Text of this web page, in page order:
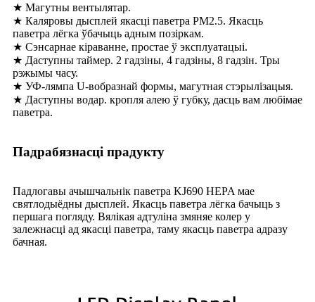
★ Магутны вентылятар.
★ Каляровы дысплей якасці паветра PM2.5. Якасць
паветра лёгка ўбачыць адным позіркам.
★ Сэнсарнае кіраванне, простае ў эксплуатацыі.
★ Даступны таймер. 2 гадзіны, 4 гадзіны, 8 гадзін. Тры
рэжымы часу.
★ УФ-лямпа U-вобразнай формы, магутная стэрылізацыя.
★ Даступны водар. кропля алею ў губку, дасць вам любімае
паветра.
Падрабязнасці прадукту
Падлогавы ачышчальнік паветра KJ690 HEPA мае
святлодыёдны дысплей. Якасць паветра лёгка бачыць з
першага погляду. Вялікая адтуліна змяняе колер у
залежнасці ад якасці паветра, таму якасць паветра адразу
бачная.